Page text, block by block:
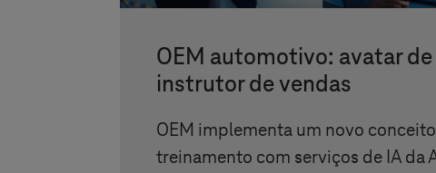
OEM automotivo: avatar de
instrutor de vendas
OEM implementa um novo
treinamento com serviços de IA da